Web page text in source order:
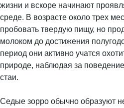
жизни и вскоре начинают
среде. В возрасте около трех
пробовать твердую пищу, но
молоком до достижения
период они активно учатся
природе, наблюдая за
стаи.
Седые зорро обычно образуют